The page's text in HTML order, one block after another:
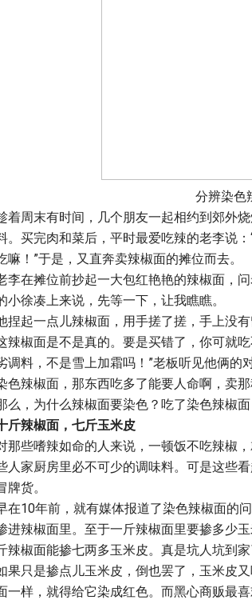
分辨染色
着周末有时间，几个朋友一起相约到郊外
。买完肉和菜后，平时最爱吃辣的老李说
嘛！”于是，又直奔卖辣椒面的摊位而去。
李在摊位前抄起一大包红艳艳的辣椒面，
小徐凑上来说，先等一下，让我瞧瞧。
捏起一点儿辣椒面，用手搓了搓，手上没
辣椒面是不是真的。要是买错了，你可就
调料，不是雪上加霜吗！”老板听见他俩的
色辣椒面，那东西吃多了能要人命啊，卖
么，为什么辣椒面要染色？吃了染色辣椒
斤辣椒面，七斤玉米皮
那些嗜辣如命的人来说，一顿饭不吃辣椒
人家厨房里必不可少的调味料。可是这些
牌货。
在10年前，就有媒体报道了染色辣椒面的
进辣椒面里。至于一斤辣椒面里要掺多少
辣椒面能掺七两多玉米皮。真是坑人坑到家
果只是掺点儿玉米皮，倒也罢了，玉米皮
一样，就得给它染成红色。而黑心商贩最喜